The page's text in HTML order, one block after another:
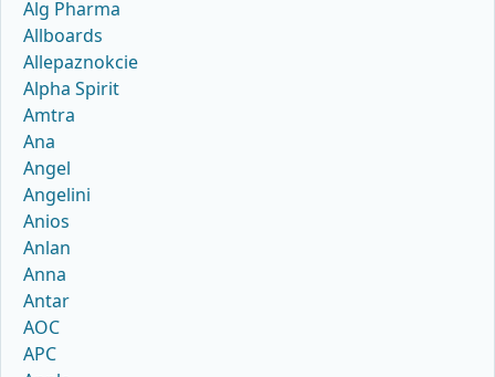
Alg Pharma
Allboards
Allepaznokcie
Alpha Spirit
Amtra
Ana
Angel
Angelini
Anios
Anlan
Anna
Antar
AOC
APC